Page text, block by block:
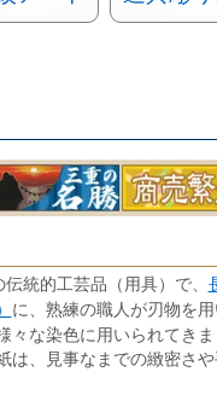
統的工芸品（用具）で、
に、熟練の職人が刃物を
な染色に用いられてきま
、見事なまでの緻密さ